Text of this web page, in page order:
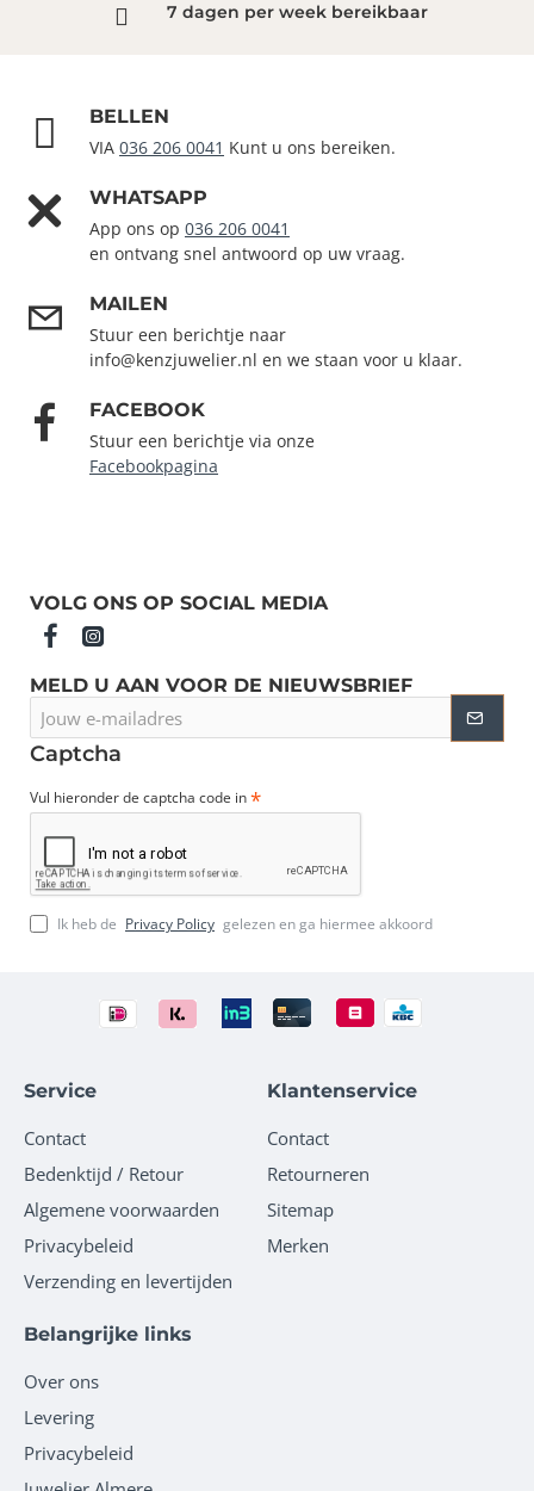
7 dagen per week bereikbaar
BELLEN
VIA 036 206 0041 Kunt u ons bereiken.
WHATSAPP
App ons op 036 206 0041
en ontvang snel antwoord op uw vraag.
MAILEN
Stuur een berichtje naar
info@kenzjuwelier.nl en we staan voor u klaar.
FACEBOOK
Stuur een berichtje via onze
Facebookpagina
VOLG ONS OP SOCIAL MEDIA
MELD U AAN VOOR DE NIEUWSBRIEF
e-
mailadres
Captcha
Vul hieronder de captcha code in
Ik heb de Privacy Policy gelezen en ga hiermee akkoord
Service
Contact
Bedenktijd / Retour
Algemene voorwaarden
Privacybeleid
Verzending en levertijden
Klantenservice
Contact
Retourneren
Sitemap
Merken
Belangrijke links
Over ons
Levering
Privacybeleid